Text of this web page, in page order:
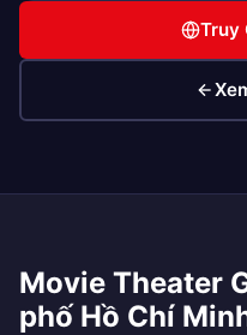
Truy
Movie Theater
phố Hồ Chí